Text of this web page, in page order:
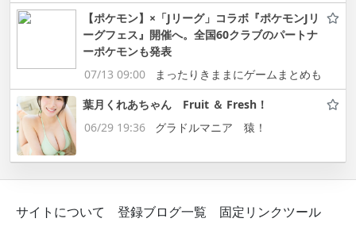
【ポケモン】×「Jリーグ」コラボ『ポケモンJリ
ーグフェス』開催へ。全国60クラブのパートナ
ーポケモンも発表
07/13 09:00
まったりきままにゲームまとめも
葉月くれあちゃん Fruit ＆ Fresh！
06/29 19:36
グラドルマニア 猿！
サイトについて 登録ブログ一覧
固定リンクツール